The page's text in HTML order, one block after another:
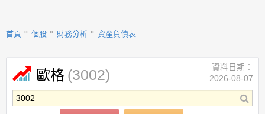
首頁 個股 財務分析 資產負債表
歐格 (3002)
資料日期：
2026-08-07